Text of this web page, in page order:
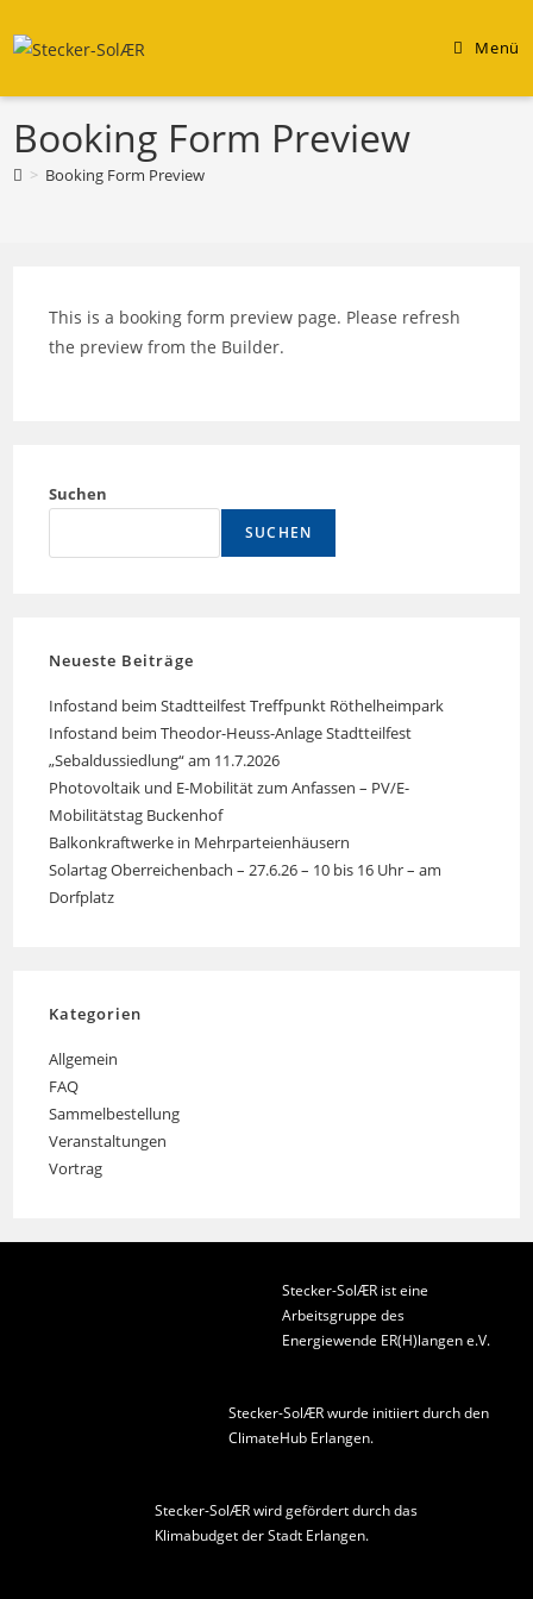
Inhalt
Menü
Booking Form Preview
> Booking Form Preview
This is a booking form preview page. Please refresh
the preview from the Builder.
Suchen
SUCHEN
Neueste Beiträge
Infostand beim Stadtteilfest Treffpunkt Röthelheimpark
Infostand beim Theodor-Heuss-Anlage Stadtteilfest
„Sebaldussiedlung“ am 11.7.2026
Photovoltaik und E-Mobilität zum Anfassen – PV/E-
Mobilitätstag Buckenhof
Balkonkraftwerke in Mehrparteienhäusern
Solartag Oberreichenbach – 27.6.26 – 10 bis 16 Uhr – am
Dorfplatz
Kategorien
Allgemein
FAQ
Sammelbestellung
Veranstaltungen
Vortrag
Stecker-SolÆR ist eine
Arbeitsgruppe des
Energiewende ER(H)langen e.V.
Stecker-SolÆR wurde initiiert durch den
ClimateHub Erlangen.
Stecker-SolÆR wird gefördert durch das
Klimabudget der Stadt Erlangen.